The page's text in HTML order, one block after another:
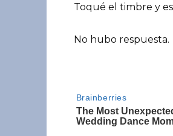
Toqué el timbre y
No hubo respuesta.